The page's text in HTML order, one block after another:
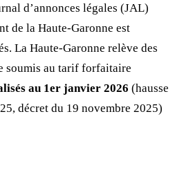
d’annonces légales (JAL)
de la Haute-Garonne est
La Haute-Garonne relève des
soumis au tarif forfaitaire
au 1er janvier 2026 (hausse
décret du 19 novembre 2025)